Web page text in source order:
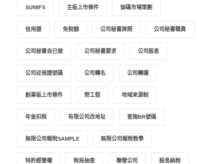
SUMIFS 主板上市條件 伽碼市場策劃
信用證 免稅額 公司秘書牌照 公司秘書職責
公司秘書自已做 公司秘書要求 公司股息
公司註冊證號碼 公司轉名 公司轉讓
創業板上市條件 勞工假 地域來源制
年金扣稅 有限公司改地址 查詢BR號碼
無限公司報稅SAMPLE 無限公司報稅教學
特許經營權 稅局抽查 聯營公司 股息納稅